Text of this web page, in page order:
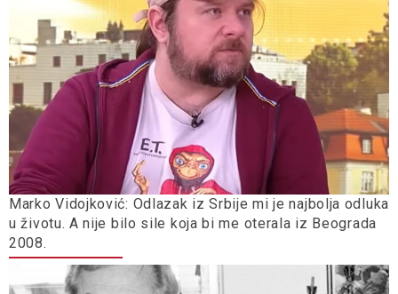
Marko Vidojković: Odlazak iz Srbije mi je najbolja odluka
u životu. A nije bilo sile koja bi me oterala iz Beograda
2008.